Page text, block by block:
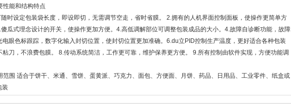
性能和结构特点
时设定包装袋长度，即设即切，无需调节空走，省时省膜。 2.拥有的人机界面控制面板，使操作更简单方
瓜式理念设计的开关，使操作更加方便。4.高低调解部位可调整包装成品的大小。4.故障自诊断功能，故障
电眼色标跟踪，数字化输入封切位置，使封切位置更加准确。6.du立PID控制生产温度，更好适合各种包装
刀，不浪费包膜。 8.传动系统简洁，工作更可靠，维护保养更方便。 9.所有控制由软件实现，方便功能调
围 适合于饼干、米通、雪饼、蛋黄派、巧克力、面包、方便面、月饼、药品、日用品、工业零件、纸盒或
装